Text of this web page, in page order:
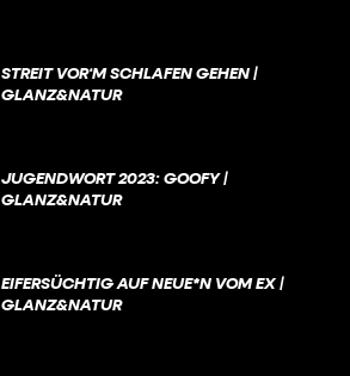
STREIT VOR‘M SCHLAFEN GEHEN |
GLANZ&NATUR
JUGENDWORT 2023: GOOFY |
GLANZ&NATUR
EIFERSÜCHTIG AUF NEUE*N VOM EX |
GLANZ&NATUR